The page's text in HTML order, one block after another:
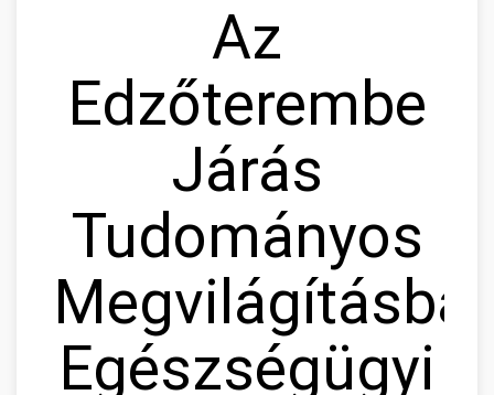
Az
Edzőterembe
Járás
Tudományos
Egészségügyi